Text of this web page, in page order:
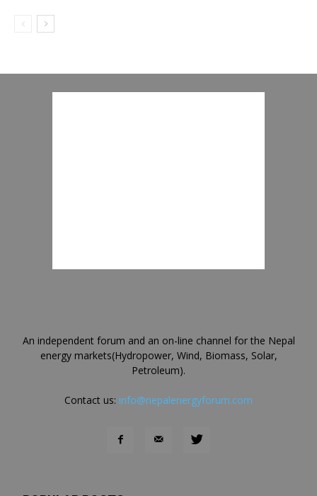
An independent forum and an on-line channel for the Nepal
energy markets(Hydropower, Wind, Biomass, Solar,
Petroleum).
Contact us: info@nepalenergyforum.com